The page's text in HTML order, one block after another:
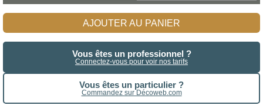
AJOUTER AU PANIER
Vous êtes un professionnel ?
Connectez-vous pour voir nos tarifs
Vous êtes un particulier ?
Commandez sur Décoweb.com